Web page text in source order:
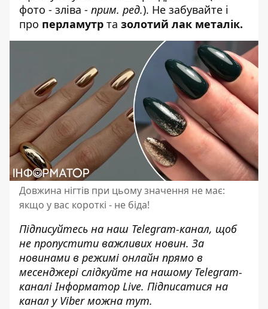
фото - зліва - прим. ред.). Не забувайте і
про перламутр та золотий лак металік.
Довжина нігтів при цьому значення не має:
якщо у вас короткі - не біда!
Підписуйтесь на наш Telegram-канал, щоб
не пропустити важливих новин. За
новинами в режимі онлайн прямо в
месенджері слідкуйте на нашому Telegram-
каналіІнформатор Live. Підписатися на
канал у Viber можна тут.